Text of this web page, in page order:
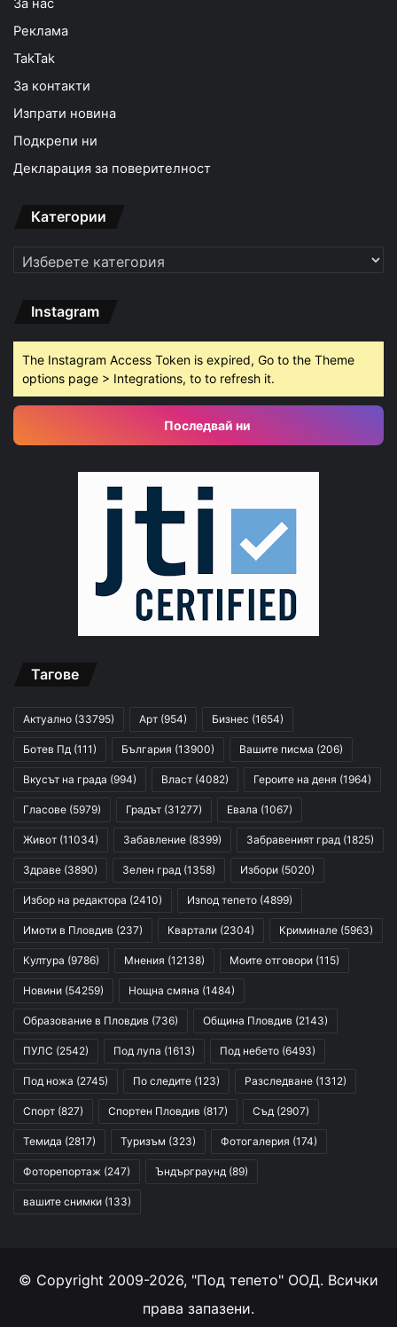
За нас
Реклама
TakTak
За контакти
Изпрати новина
Подкрепи ни
Декларация за поверителност
Категории
Категории
Instagram
The Instagram Access Token is expired, Go to the Theme
options page > Integrations, to to refresh it.
Последвай ни
Тагове
Актуално (33795) Арт (954) Бизнес (1654)
Ботев Пд (111) България (13900) Вашите писма (206)
Вкусът на града (994) Власт (4082) Героите на деня (1964)
Гласове (5979) Градът (31277) Евала (1067)
Живот (11034) Забавление (8399) Забравеният град (1825)
Здраве (3890) Зелен град (1358) Избори (5020)
Избор на редактора (2410) Изпод тепето (4899)
Имоти в Пловдив (237) Квартали (2304) Криминале (5963)
Култура (9786) Мнения (12138) Моите отговори (115)
Новини (54259) Нощна смяна (1484)
Образование в Пловдив (736) Община Пловдив (2143)
ПУЛС (2542) Под лупа (1613) Под небето (6493)
Под ножа (2745) По следите (123) Разследване (1312)
Спорт (827) Спортен Пловдив (817) Съд (2907)
Темида (2817) Туризъм (323) Фотогалерия (174)
Фоторепортаж (247) Ъндърграунд (89)
вашите снимки (133)
© Copyright 2009-2026, "Под тепето" ООД. Всички
права запазени.